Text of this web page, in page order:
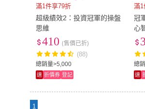
滿1件享79折
超級績效2：投資冠軍的操盤
思維
總銷量>5,000
410 (售價已折)
(88)
速 折價券 登記
滿1
冠
心
總
速
1